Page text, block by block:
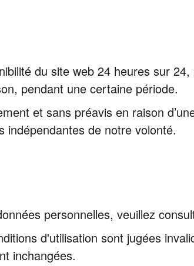
du site web 24 heures sur
pendant une certaine période.
et sans préavis en raison
indépendantes de notre volonté.
personnelles, veuillez
d'utilisation sont jugées
inchangées.